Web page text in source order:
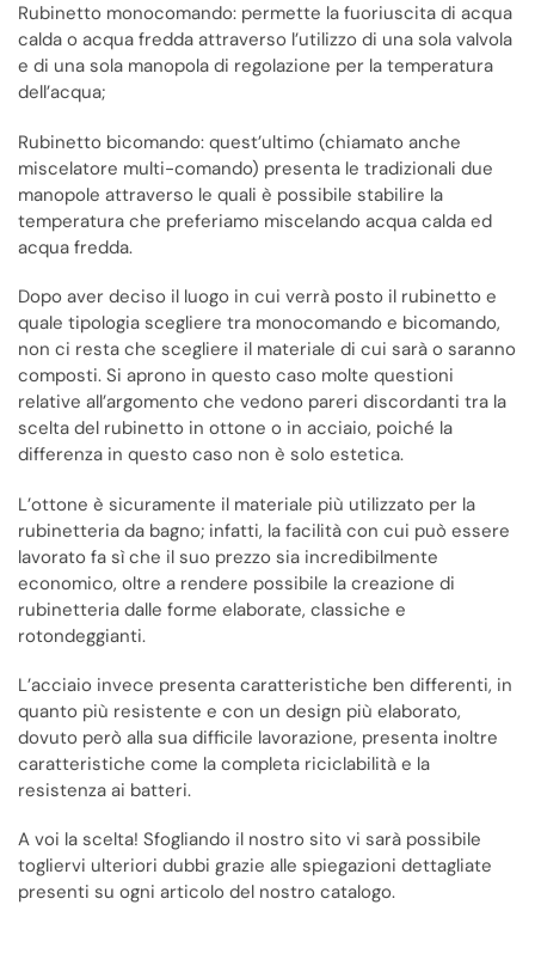
Rubinetto monocomando: permette la fuoriuscita di acqua
calda o acqua fredda attraverso l’utilizzo di una sola valvola
e di una sola manopola di regolazione per la temperatura
dell’acqua;
Rubinetto bicomando: quest’ultimo (chiamato anche
miscelatore multi-comando) presenta le tradizionali due
manopole attraverso le quali è possibile stabilire la
temperatura che preferiamo miscelando acqua calda ed
acqua fredda.
Dopo aver deciso il luogo in cui verrà posto il rubinetto e
quale tipologia scegliere tra monocomando e bicomando,
non ci resta che scegliere il materiale di cui sarà o saranno
composti. Si aprono in questo caso molte questioni
relative all’argomento che vedono pareri discordanti tra la
scelta del rubinetto in ottone o in acciaio, poiché la
differenza in questo caso non è solo estetica.
L’ottone è sicuramente il materiale più utilizzato per la
rubinetteria da bagno; infatti, la facilità con cui può essere
lavorato fa sì che il suo prezzo sia incredibilmente
economico, oltre a rendere possibile la creazione di
rubinetteria dalle forme elaborate, classiche e
rotondeggianti.
L’acciaio invece presenta caratteristiche ben differenti, in
quanto più resistente e con un design più elaborato,
dovuto però alla sua difficile lavorazione, presenta inoltre
caratteristiche come la completa riciclabilità e la
resistenza ai batteri.
A voi la scelta! Sfogliando il nostro sito vi sarà possibile
togliervi ulteriori dubbi grazie alle spiegazioni dettagliate
presenti su ogni articolo del nostro catalogo.